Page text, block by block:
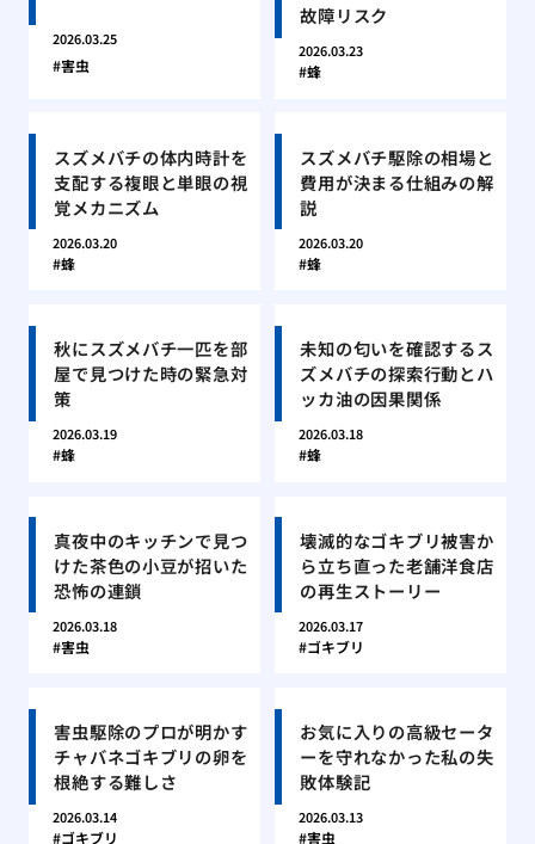
2026.03.25
害虫
故障リスク
2026.03.23
蜂
スズメバチの体内時計を
支配する複眼と単眼の視
覚メカニズム
2026.03.20
蜂
スズメバチ駆除の相場と
費用が決まる仕組みの解
説
2026.03.20
蜂
秋にスズメバチ一匹を部
屋で見つけた時の緊急対
策
2026.03.19
蜂
未知の匂いを確認するス
ズメバチの探索行動とハ
ッカ油の因果関係
2026.03.18
蜂
真夜中のキッチンで見つ
けた茶色の小豆が招いた
恐怖の連鎖
2026.03.18
害虫
壊滅的なゴキブリ被害か
ら立ち直った老舗洋食店
の再生ストーリー
2026.03.17
ゴキブリ
害虫駆除のプロが明かす
チャバネゴキブリの卵を
根絶する難しさ
2026.03.14
ゴキブリ
お気に入りの高級セータ
ーを守れなかった私の失
敗体験記
2026.03.13
害虫